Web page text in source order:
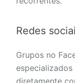
Redes
Grupos no